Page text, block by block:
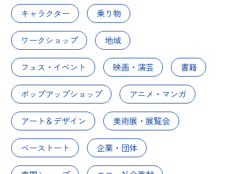
キャラクター 乗り物
ワークショップ 地域
フェス・イベント 映画・演芸 書籍
ポップアップショップ アニメ・マンガ
アート＆デザイン 美術展・展覧会
ベーストート 企業・団体